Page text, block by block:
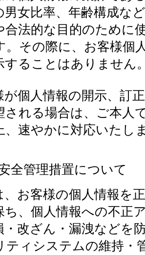
男女比率、年齢構成な
合法的な目的のために
。その際に、お客様個
することはありません
が個人情報の開示、訂
される場合は、ご本人
、速やかに対応いたし
全管理措置について
、お客様の個人情報を
ち、個人情報への不正
・改ざん・漏洩などを
ティシステムの維持・